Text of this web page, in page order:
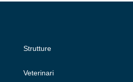
Strutture
Veterinari